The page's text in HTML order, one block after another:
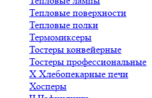
Тепловые поверхности
Тепловые полки
Термомиксеры
Тостеры конвейерные
Тостеры профессиональные
Х Хлебопекарные печи
Хосперы